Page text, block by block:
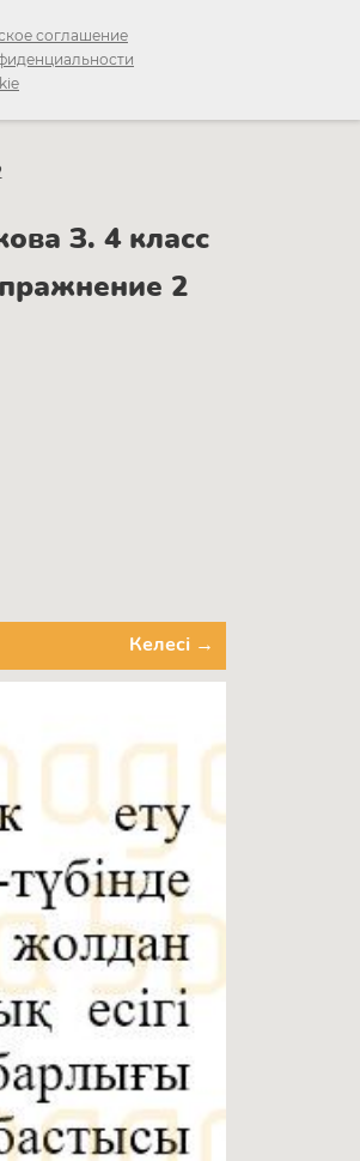
соглашение
З. 4 класс
2
Келесі →